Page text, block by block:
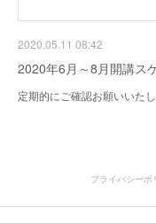
2020.05.11 08:42
2020年6月～8月開講ス
定期的にご確認お願いいたし
プライバシーポ